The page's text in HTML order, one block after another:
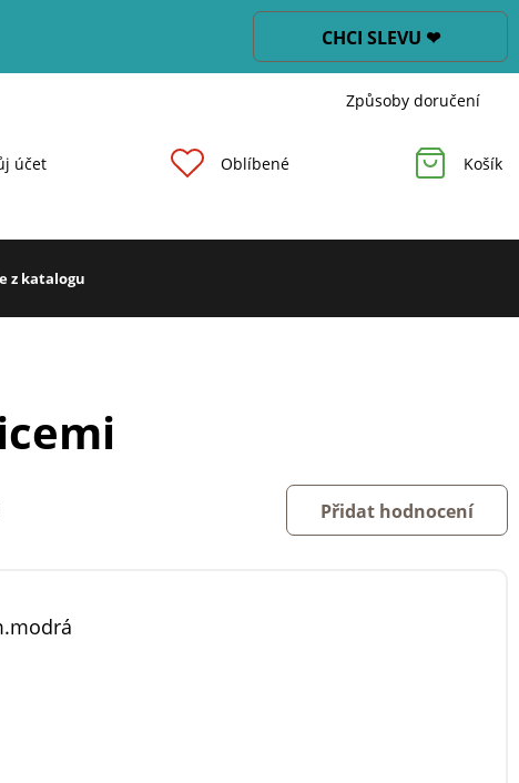
CHCI SLEVU ❤
Způsoby doručení
účet Oblíbené Košík
z katalogu
Přidat hodnocení